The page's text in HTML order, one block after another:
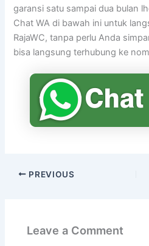
garansi satu sampai dua bulan
Chat WA di bawah ini untuk
RajaWC, tanpa perlu Anda
bisa langsung terhubung ke
PREVIOUS
Leave a Comment